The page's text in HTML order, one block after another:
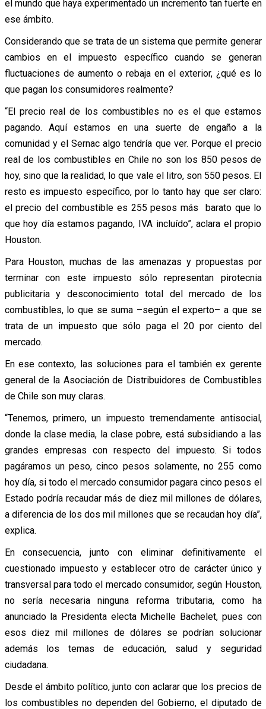
el mundo que haya experimentado un incremento tan fuerte en
ese ámbito.
Considerando que se trata de un sistema que permite generar
cambios en el impuesto específico cuando se generan
fluctuaciones de aumento o rebaja en el exterior, ¿qué es lo
que pagan los consumidores realmente?
“El precio real de los combustibles no es el que estamos
pagando. Aquí estamos en una suerte de engaño a la
comunidad y el Sernac algo tendría que ver. Porque el precio
real de los combustibles en Chile no son los 850 pesos de
hoy, sino que la realidad, lo que vale el litro, son 550 pesos. El
resto es impuesto específico, por lo tanto hay que ser claro:
el precio del combustible es 255 pesos más barato que lo
que hoy día estamos pagando, IVA incluído”, aclara el propio
Houston.
Para Houston, muchas de las amenazas y propuestas por
terminar con este impuesto sólo representan pirotecnia
publicitaria y desconocimiento total del mercado de los
combustibles, lo que se suma –según el experto– a que se
trata de un impuesto que sólo paga el 20 por ciento del
mercado.
En ese contexto, las soluciones para el también ex gerente
general de la Asociación de Distribuidores de Combustibles
de Chile son muy claras.
“Tenemos, primero, un impuesto tremendamente antisocial,
donde la clase media, la clase pobre, está subsidiando a las
grandes empresas con respecto del impuesto. Si todos
pagáramos un peso, cinco pesos solamente, no 255 como
hoy día, si todo el mercado consumidor pagara cinco pesos el
Estado podría recaudar más de diez mil millones de dólares,
a diferencia de los dos mil millones que se recaudan hoy día”,
explica.
En consecuencia, junto con eliminar definitivamente el
cuestionado impuesto y establecer otro de carácter único y
transversal para todo el mercado consumidor, según Houston,
no sería necesaria ninguna reforma tributaria, como ha
anunciado la Presidenta electa Michelle Bachelet, pues con
esos diez mil millones de dólares se podrían solucionar
además los temas de educación, salud y seguridad
ciudadana.
Desde el ámbito político, junto con aclarar que los precios de
los combustibles no dependen del Gobierno, el diputado de